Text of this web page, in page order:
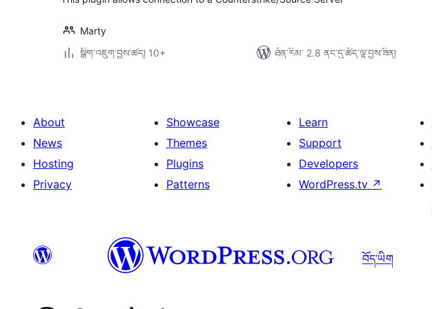
Marty
སྒྲིག་འཇུག་བྱས་ཚད། 10+
ཐོན་རིམ་ 2.8 ནང་དུ་ཚོད་ལྟ་བྱས་ཟིན།
About
News
Hosting
Privacy
Showcase
Themes
Plugins
Patterns
Learn
Support
Developers
WordPress.tv ↗
བོད་ཡིག